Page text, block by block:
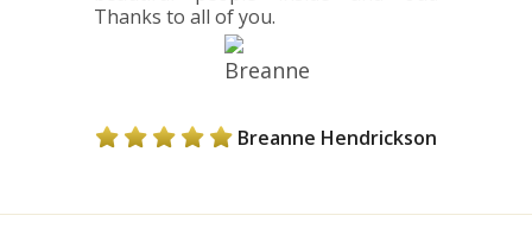
Thanks to all of you.
Breanne Hendrickson